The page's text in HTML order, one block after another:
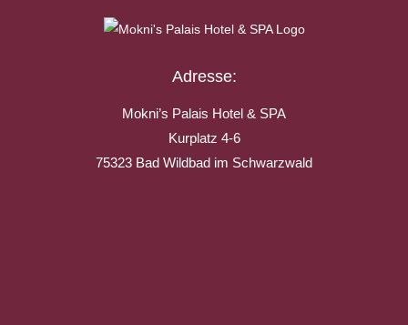
Adresse:
Mokni’s Palais Hotel & SPA
Kurplatz 4-6
75323 Bad Wildbad im Schwarzwald